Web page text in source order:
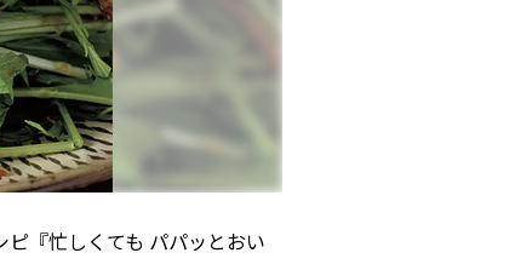
『忙しくても パパッとおい